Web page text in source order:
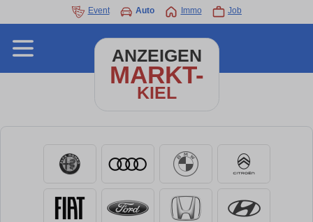
Event Auto Immo Job
ANZEIGEN
MARKT-
KIEL